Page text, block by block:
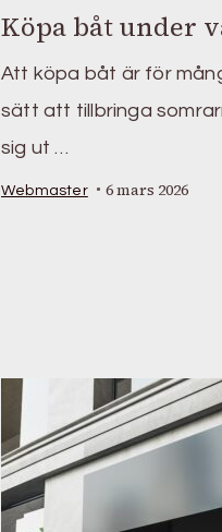
Köpa båt under
Att köpa båt är för
sätt att tillbringa
sig ut …
Webmaster 6 mars 2026